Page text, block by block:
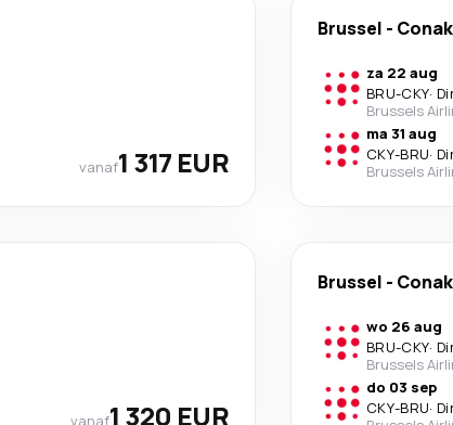
vanaf1 317 EUR
Brussel -
za 22 aug
BRU-CKY·
Brussels
ma 31 aug
CKY-BRU·
Brussels
vanaf1 320 EUR
Brussel -
wo 26 aug
BRU-CKY·
Brussels
do 03 sep
CKY-BRU·